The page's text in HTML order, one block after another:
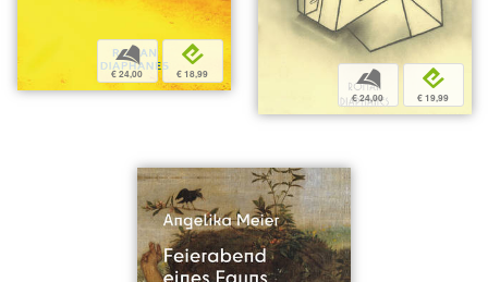
b
€ 24,00
e
€ 18,99 b
€ 24,00
e
€ 19,99